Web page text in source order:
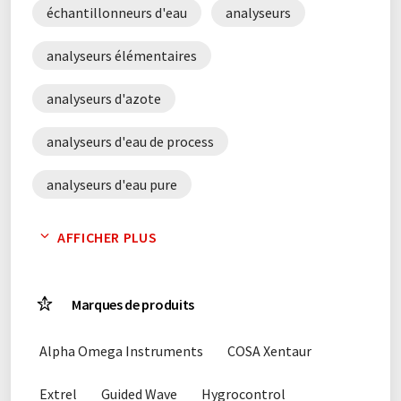
échantillonneurs d'eau analyseurs
analyseurs élémentaires
analyseurs d'azote
analyseurs d'eau de process
analyseurs d'eau pure
analyseurs d'oxygène
analyseurs DCO analyseurs de carbone
AFFICHER PLUS
Marques de produits
Alpha Omega Instruments COSA Xentaur
Extrel Guided Wave Hygrocontrol